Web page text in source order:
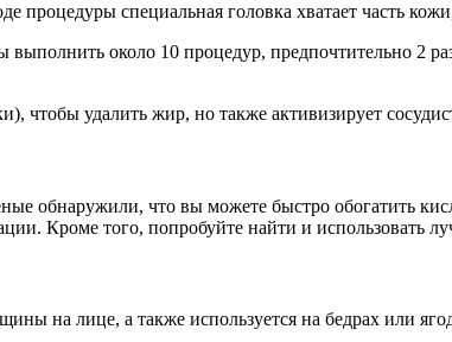
специальная головка хватает часть
около 10 процедур, предпочтительно 2
чтобы удалить жир, но также активизирует
обнаружили, что вы можете быстро обогатить
Кроме того, попробуйте найти и
на лице, а также используется на бедрах или